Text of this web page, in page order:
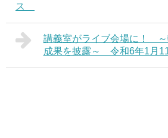
ス
講義室がライブ会場に！
成果を披露～ 令和6年1月